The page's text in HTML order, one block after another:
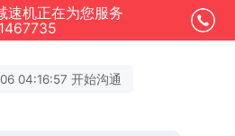
速机正在为您服务
04:16:57 开始沟通